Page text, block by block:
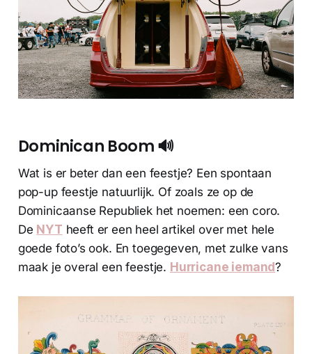
Dominican Boom 🔊
Wat is er beter dan een feestje? Een spontaan
pop-up feestje natuurlijk. Of zoals ze op de
Dominicaanse Republiek het noemen: een coro.
De NYT heeft er een heel artikel over met hele
goede foto’s ook. En toegegeven, met zulke vans
maak je overal een feestje. Hurricane iemand?